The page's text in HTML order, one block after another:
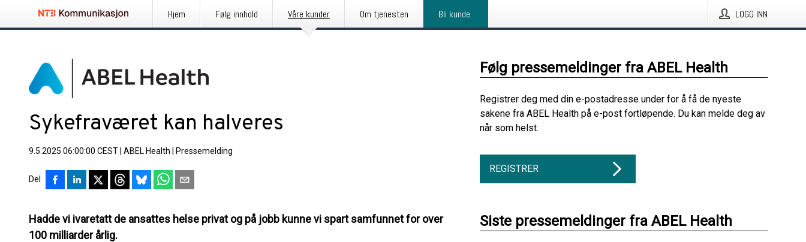
Hjem Følg innhold Våre kunder Om tjenesten Bli kunde LOGG INN
Sykefraværet kan halveres
9.5.2025 06:00:00 CEST ABEL Health Pressemelding
Del
Hadde vi ivaretatt de ansattes helse privat og på jobb kunne vi spart samfunnet for over
100 milliarder årlig.
Følg pressemeldinger fra ABEL Health
Registrer deg med din e-postadresse under for å få de nyeste
sakene fra ABEL Health på e-post fortløpende. Du kan melde deg av
når som helst.
REGISTRER
Siste pressemeldinger fra ABEL Health